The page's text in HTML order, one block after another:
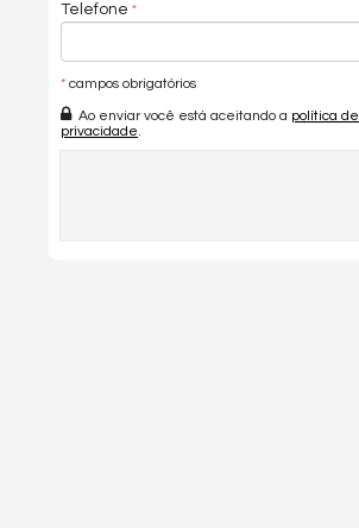
Telefone
* campos obrigatórios
Ao enviar você está aceitando a política de
privacidade